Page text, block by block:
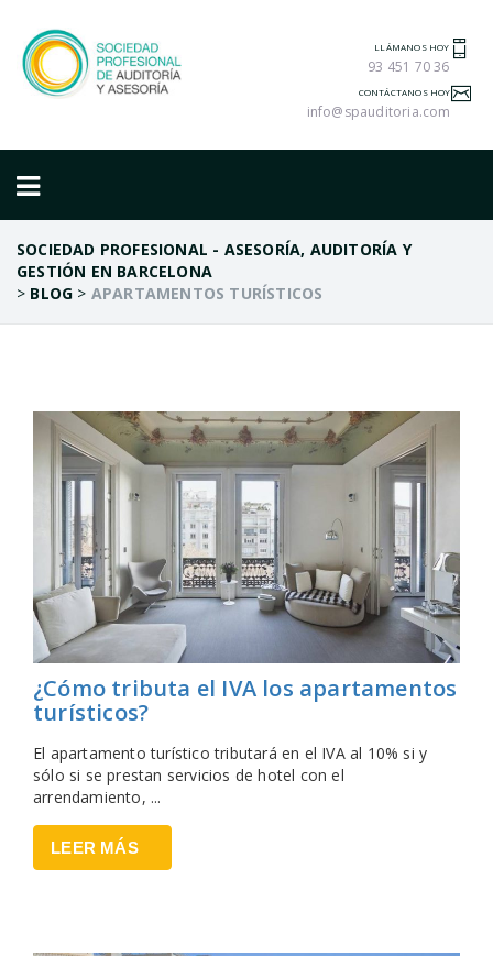
LLÁMANOS HOY
93 451 70 36
CONTÁCTANOS HOY
info@spauditoria.com
SOCIEDAD PROFESIONAL - ASESORÍA, AUDITORÍA Y
GESTIÓN EN BARCELONA
> BLOG > APARTAMENTOS TURÍSTICOS
¿Cómo tributa el IVA los apartamentos
turísticos?
El apartamento turístico tributará en el IVA al 10% si y
sólo si se prestan servicios de hotel con el
arrendamiento, ...
LEER MÁS